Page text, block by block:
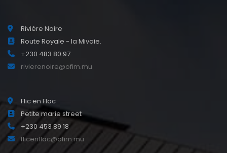
Rivière Noire
Route Royale - la Mivoie.
+230 483 80 97
rivierenoire@ofim.mu
Flic en Flac
Petite marie street
+230 453 89 18
flicenflac@ofim.mu